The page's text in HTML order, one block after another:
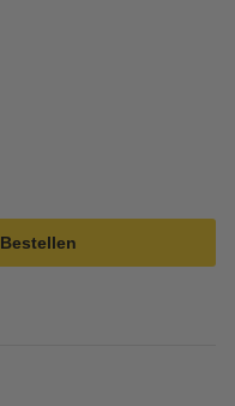
Bestellen